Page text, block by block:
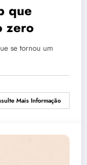
que
zero
se tornou um
Mais Informação